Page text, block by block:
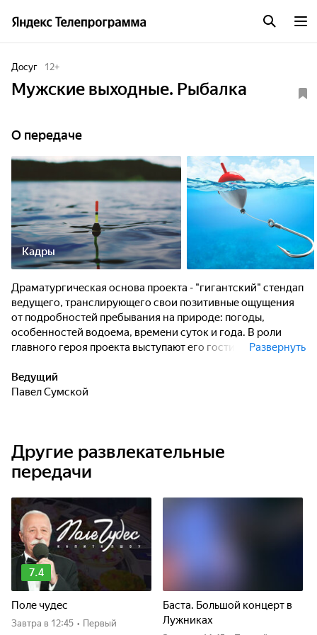
Досуг 12+
Мужские выходные. Рыбалка
О передаче
Кадры
Драматургическая основа проекта - "гигантский" стендап
ведущего, транслирующего свои позитивные ощущения
от подробностей пребывания на природе: погоды,
особенностей водоема, времени суток и года. В роли
главного героя проекта выступают его гости, через беседу
взглядов на рыбалку данного человека в процессе поимки
того или иного вида рыбы на конкретные снасти и/или
суперпрофессионалистского, единственно верного
подхода к поимке рыбы или непременной уникальности
водоема.
Развернуть
Ведущий
Павел Сумской
Другие развлекательные
передачи
7.4
Поле чудес
Завтра в 12:45 • Первый
Баста. Большой концерт в
Лужниках